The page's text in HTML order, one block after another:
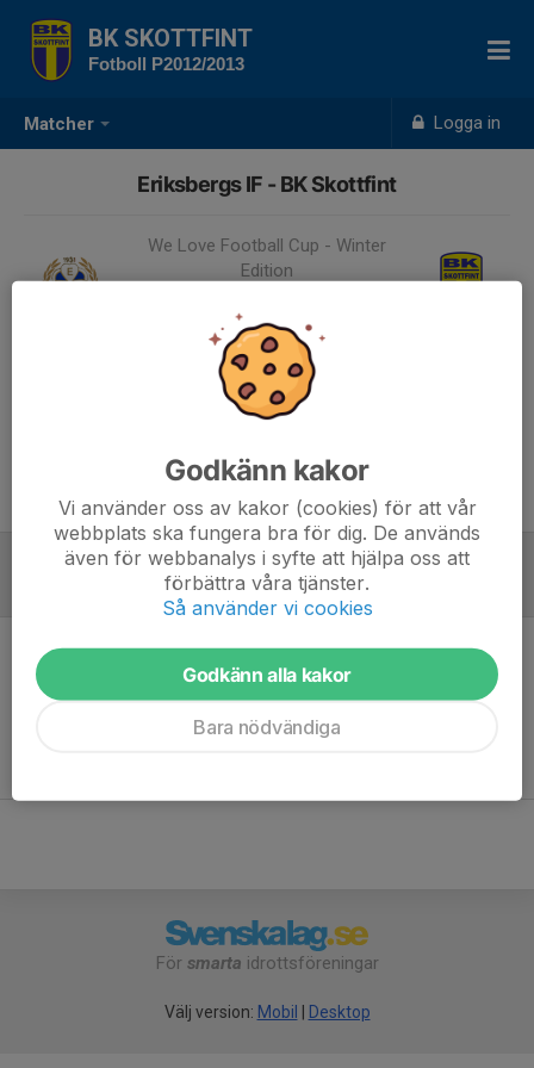
Matcher Logga in
BK SKOTTFINT
Fotboll P2012/2013
Eriksbergs IF - BK Skottfint
We Love Football Cup - Winter
Edition
1 - 2
12 dec 2025, 16:50, Ryda
Fotbollshall - Plan A
Samling 16:05
Inget referat skrivet
För smarta idrottsföreningar
Välj version: Mobil Desktop
Godkänn kakor
Vi använder oss av kakor (cookies) för att vår
webbplats ska fungera bra för dig. De används
även för webbanalys i syfte att hjälpa oss att
förbättra våra tjänster.
Så använder vi cookies
Godkänn alla kakor
Bara nödvändiga